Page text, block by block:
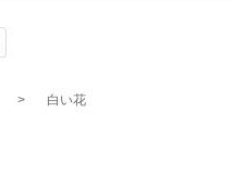
白い花